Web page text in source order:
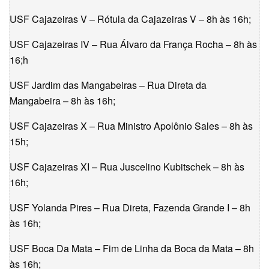
USF Cajazeiras V – Rótula da Cajazeiras V – 8h às 16h;
USF Cajazeiras IV – Rua Álvaro da França Rocha – 8h às
16;h
USF Jardim das Mangabeiras – Rua Direta da
Mangabeira – 8h às 16h;
USF Cajazeiras X – Rua Ministro Apolônio Sales – 8h às
15h;
USF Cajazeiras XI – Rua Juscelino Kubitschek – 8h às
16h;
USF Yolanda Pires – Rua Direta, Fazenda Grande I – 8h
às 16h;
USF Boca Da Mata – Fim de Linha da Boca da Mata – 8h
às 16h;